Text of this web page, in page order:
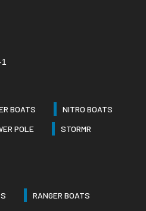
BOATS
NITRO BOATS
POLE
STORMR
RANGER BOATS